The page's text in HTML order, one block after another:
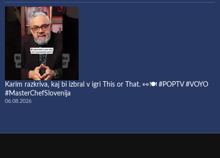
Karim razkriva, kaj bi izbral v igri This or That. 👀🍽️ #POPTV #VOYO
#MasterChefSlovenija
06.08.2026